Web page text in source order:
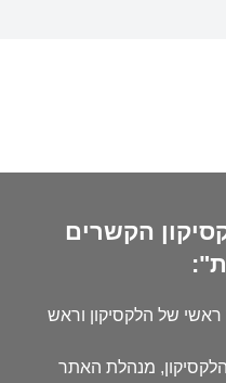
הקשרים
ראשי של הלקסיקון וראש
מנהלת האתר